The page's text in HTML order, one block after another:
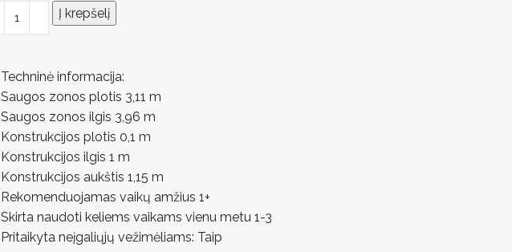
Į krepšelį
Techninė informacija:
Saugos zonos plotis 3,11 m
Saugos zonos ilgis 3,96 m
Konstrukcijos plotis 0,1 m
Konstrukcijos ilgis 1 m
Konstrukcijos aukštis 1,15 m
Rekomenduojamas vaikų amžius 1+
Skirta naudoti keliems vaikams vienu metu 1-3
Pritaikyta neįgaliųjų vežimėliams: Taip